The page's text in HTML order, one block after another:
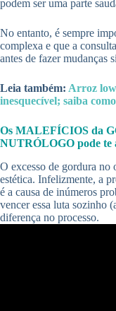
podem ser uma parte
No entanto, é sempre
complexa e que a
antes de fazer mudanças
Leia também: Arroz
inesquecível; saiba
Os MALEFÍCIOS da
NUTRÓLOGO pode te
O excesso de gordura no
estética. Infelizmente, a
é a causa de inúmeros
vencer essa luta sozinho
diferença no processo.